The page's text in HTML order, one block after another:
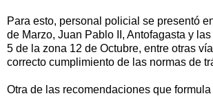
Para esto, personal policial se presentó
de Marzo, Juan Pablo II, Antofagasta y
5 de la zona 12 de Octubre, entre otras
correcto cumplimiento de las normas de
Otra de las recomendaciones que